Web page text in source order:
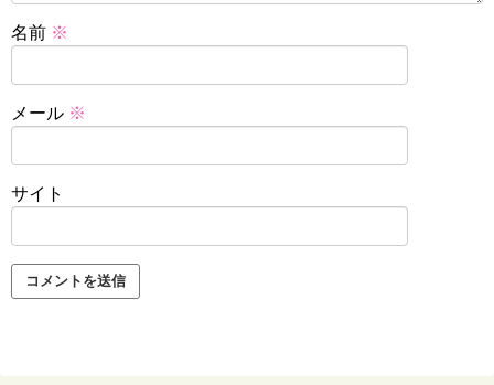
名前 ※
メール ※
サイト